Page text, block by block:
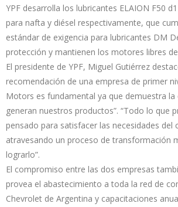
YPF desarrolla los lubricantes ELAION F50
para nafta y diésel respectivamente, que
estándar de exigencia para lubricantes DM
protección y mantienen los motores libres
El presidente de YPF, Miguel Gutiérrez
recomendación de una empresa de primer
Motors es fundamental ya que demuestra la
generan nuestros productos”. “Todo lo que
pensado para satisfacer las necesidades del
atravesando un proceso de transformación
lograrlo”.
El compromiso entre las dos empresas
provea el abastecimiento a toda la red de
Chevrolet de Argentina y capacitaciones